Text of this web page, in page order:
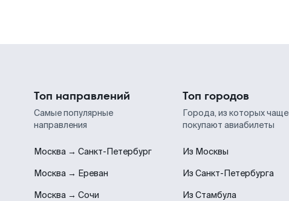
Топ направлений
Самые популярные
направления
Москва → Санкт-Петербург
Москва → Ереван
Москва → Сочи
Топ городов
Города, из которых чаще
покупают авиабилеты
Из Москвы
Из Санкт-Петербурга
Из Стамбула